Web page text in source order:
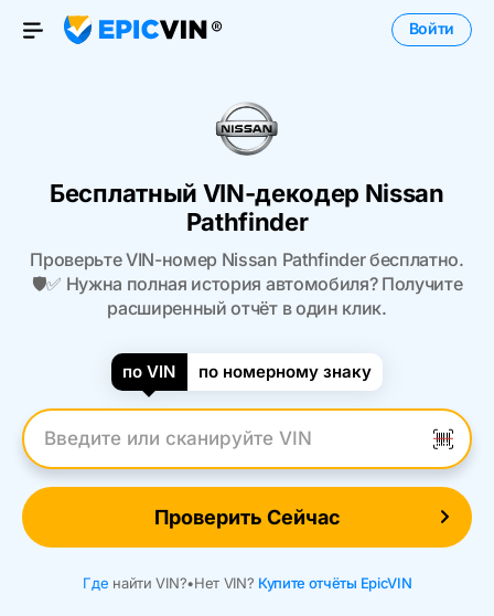
Open Menu
Войти
Бесплатный VIN-декодер Nissan
Pathfinder
Проверьте VIN-номер Nissan Pathfinder бесплатно.
🛡️✅ Нужна полная история автомобиля? Получите
расширенный отчёт в один клик.
по VIN по номерному знаку
Введите VIN
Проверить Сейчас
Где найти VIN?•Нет VIN? Купите отчёты EpicVIN